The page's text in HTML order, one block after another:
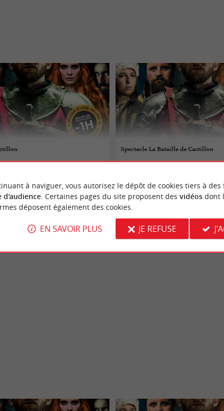
Spectacle La Bataille de Castillon
Castillon-la-Bataille
à naviguer, vous autorisez le dépôt de cookies tiers à des
d'audience. Certaines pages du site proposent des vidéosdont
déposent également des cookies.
EN SAVOIR PLUS JE REFUSE